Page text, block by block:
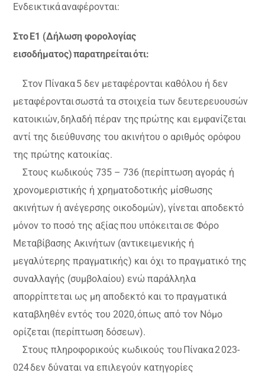
Ενδεικτικά αναφέρονται:
Στο Ε1 (Δήλωση φορολογίας
εισοδήματος) παρατηρείται ότι:
Στον Πίνακα 5 δεν μεταφέρονται καθόλου ή δεν
μεταφέρονται σωστά τα στοιχεία των δευτερευουσών
κατοικιών, δηλαδή πέραν της πρώτης και εμφανίζεται
αντί της διεύθυνσης του ακινήτου ο αριθμός ορόφου
της πρώτης κατοικίας.
Στους κωδικούς 735 – 736 (περίπτωση αγοράς ή
χρονομεριστικής ή χρηματοδοτικής μίσθωσης
ακινήτων ή ανέγερσης οικοδομών), γίνεται αποδεκτό
μόνον το ποσό της αξίας που υπόκειται σε Φόρο
Μεταβίβασης Ακινήτων (αντικειμενικής ή
μεγαλύτερης πραγματικής) και όχι το πραγματικό της
συναλλαγής (συμβολαίου) ενώ παράλληλα
απορρίπτεται ως μη αποδεκτό και το πραγματικά
καταβληθέν εντός του 2020, όπως από τον Νόμο
ορίζεται (περίπτωση δόσεων).
Στους πληροφορικούς κωδικούς του Πίνακα 2 023-
024 δεν δύναται να επιλεγούν κατηγορίες